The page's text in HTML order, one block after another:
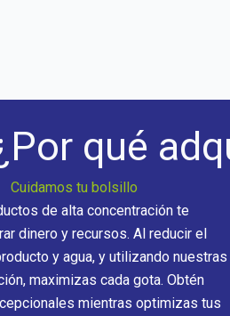
qué
Cuidamos tu bolsillo
de alta concentración te
dinero y recursos. Al reducir el
y agua, y utilizando nuestras
maximizas cada gota. Obtén
mientras optimizas tus